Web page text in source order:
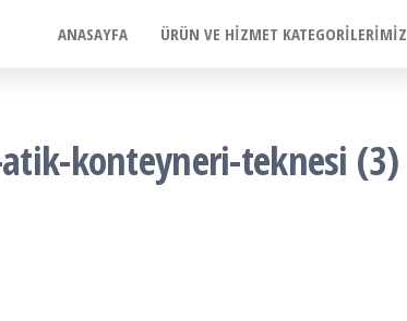
ANASAYFA ÜRÜN VE HIZMET KATEGORILERIMIZ
konteyneri-teknesi (3)